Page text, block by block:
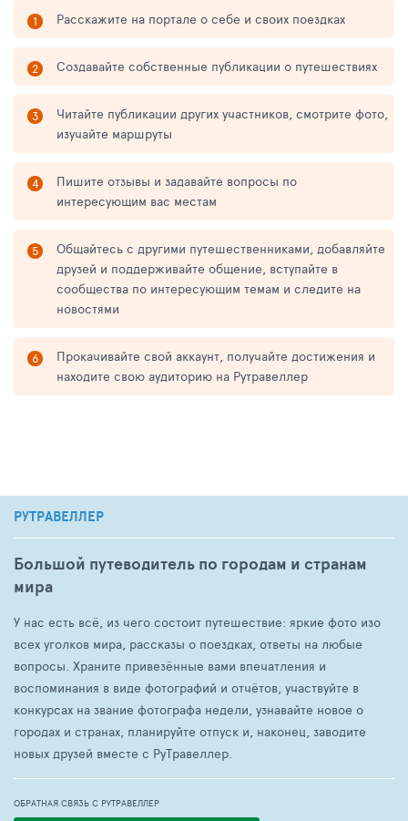
Расскажите на портале о себе и своих поездках
Создавайте собственные публикации о путешествиях
Читайте публикации других участников, смотрите фото,
изучайте маршруты
Пишите отзывы и задавайте вопросы по
интересующим вас местам
Общайтесь с другими путешественниками, добавляйте
друзей и поддерживайте общение, вступайте в
сообщества по интересующим темам и следите на
новостями
Прокачивайте свой аккаунт, получайте достижения и
находите свою аудиторию на Рутравеллер
РУТРАВЕЛЛЕР
Большой путеводитель по городам и странам
мира
У нас есть всё, из чего состоит путешествие: яркие фото изо
всех уголков мира, рассказы о поездках, ответы на любые
вопросы. Храните привезённые вами впечатления и
воспоминания в виде фотографий и отчётов, участвуйте в
конкурсах на звание фотографа недели, узнавайте новое о
городах и странах, планируйте отпуск и, наконец, заводите
новых друзей вместе с РуТравеллер.
ОБРАТНАЯ СВЯЗЬ С РУТРАВЕЛЛЕР